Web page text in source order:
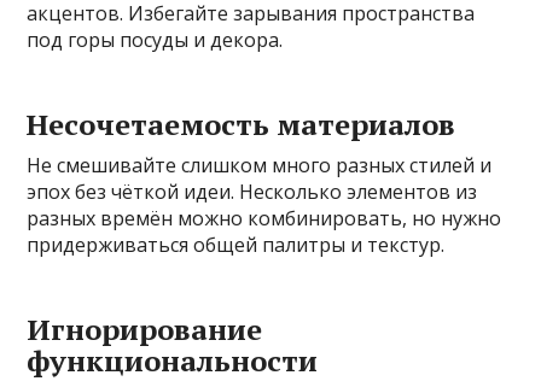
акцентов. Избегайте зарывания пространства
под горы посуды и декора.
Несочетаемость материалов
Не смешивайте слишком много разных стилей и
эпох без чёткой идеи. Несколько элементов из
разных времён можно комбинировать, но нужно
придерживаться общей палитры и текстур.
Игнорирование
функциональности